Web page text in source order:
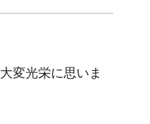
変光栄に思いま